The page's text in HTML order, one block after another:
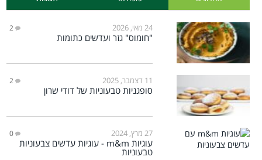
24 מאי, 2026 2
"חומוס" גזר ועדשים כתומות
11 דצמבר, 2025 2
סופגניות טבעוניות של דודי שרון
27 מרץ, 2024 0
עוגיות m&m - עוגיות עדשים צבעוניות
טבעוניות